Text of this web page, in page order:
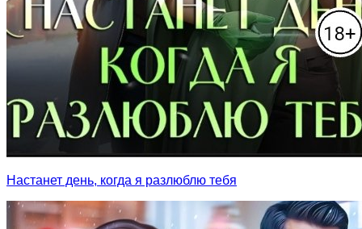
Настанет день, когда я разлюблю тебя